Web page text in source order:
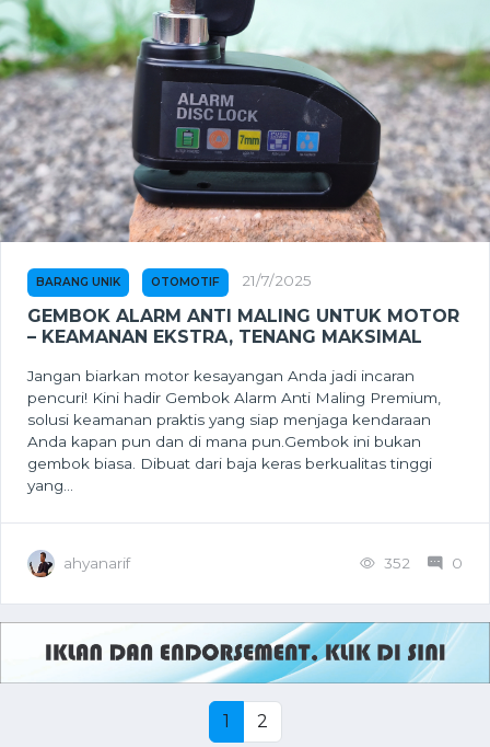
BARANG UNIK OTOMOTIF 21/7/2025
GEMBOK ALARM ANTI MALING UNTUK MOTOR
– KEAMANAN EKSTRA, TENANG MAKSIMAL
Jangan biarkan motor kesayangan Anda jadi incaran
pencuri! Kini hadir Gembok Alarm Anti Maling Premium,
solusi keamanan praktis yang siap menjaga kendaraan
Anda kapan pun dan di mana pun.Gembok ini bukan
gembok biasa. Dibuat dari baja keras berkualitas tinggi
yang...
ahyanarif 352 0
1 2